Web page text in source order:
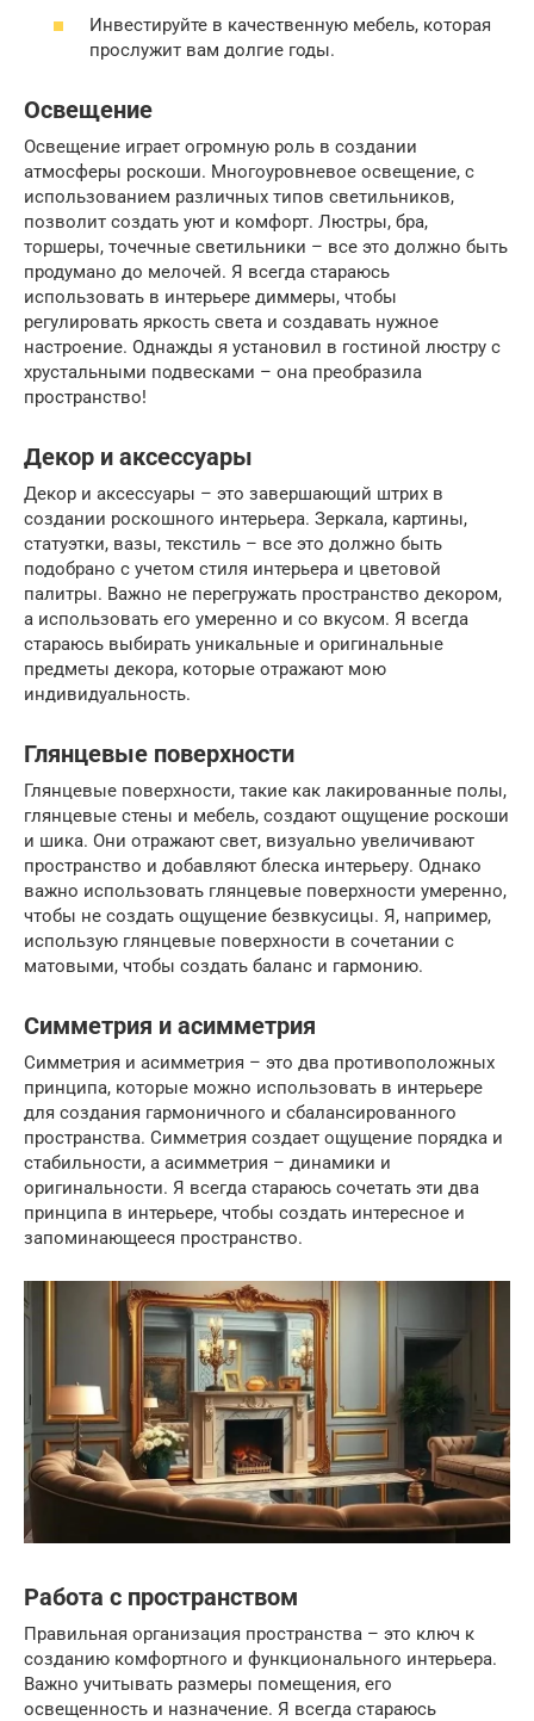
Инвестируйте в качественную мебель, которая
прослужит вам долгие годы.
Освещение
Освещение играет огромную роль в создании
атмосферы роскоши. Многоуровневое освещение, с
использованием различных типов светильников,
позволит создать уют и комфорт. Люстры, бра,
торшеры, точечные светильники – все это должно быть
продумано до мелочей. Я всегда стараюсь
использовать в интерьере диммеры, чтобы
регулировать яркость света и создавать нужное
настроение. Однажды я установил в гостиной люстру с
хрустальными подвесками – она преобразила
пространство!
Декор и аксессуары
Декор и аксессуары – это завершающий штрих в
создании роскошного интерьера. Зеркала, картины,
статуэтки, вазы, текстиль – все это должно быть
подобрано с учетом стиля интерьера и цветовой
палитры. Важно не перегружать пространство декором,
а использовать его умеренно и со вкусом. Я всегда
стараюсь выбирать уникальные и оригинальные
предметы декора, которые отражают мою
индивидуальность.
Глянцевые поверхности
Глянцевые поверхности, такие как лакированные полы,
глянцевые стены и мебель, создают ощущение роскоши
и шика. Они отражают свет, визуально увеличивают
пространство и добавляют блеска интерьеру. Однако
важно использовать глянцевые поверхности умеренно,
чтобы не создать ощущение безвкусицы. Я, например,
использую глянцевые поверхности в сочетании с
матовыми, чтобы создать баланс и гармонию.
Симметрия и асимметрия
Симметрия и асимметрия – это два противоположных
принципа, которые можно использовать в интерьере
для создания гармоничного и сбалансированного
пространства. Симметрия создает ощущение порядка и
стабильности, а асимметрия – динамики и
оригинальности. Я всегда стараюсь сочетать эти два
принципа в интерьере, чтобы создать интересное и
запоминающееся пространство.
Работа с пространством
Правильная организация пространства – это ключ к
созданию комфортного и функционального интерьера.
Важно учитывать размеры помещения, его
освещенность и назначение. Я всегда стараюсь